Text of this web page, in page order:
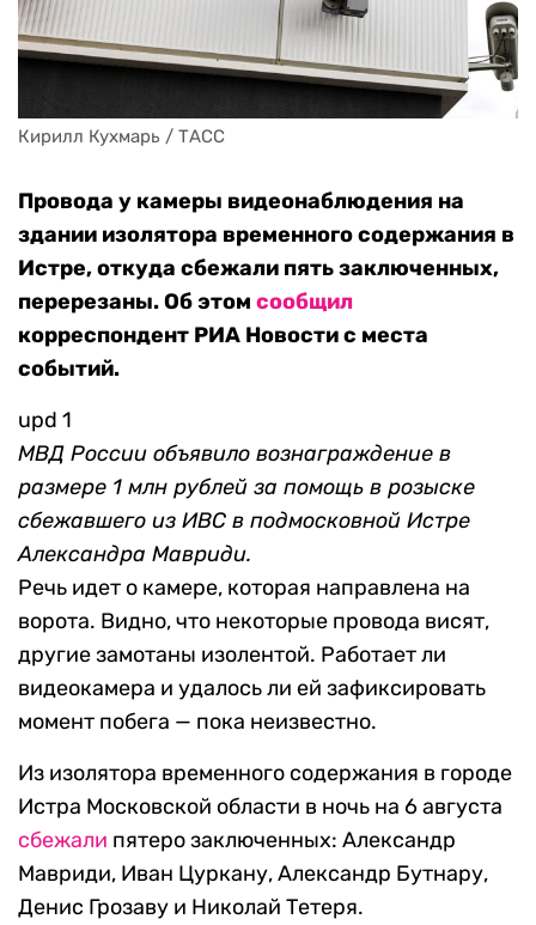
Кирилл Кухмарь / ТАСС
Провода у камеры видеонаблюдения на
здании изолятора временного содержания в
Истре, откуда сбежали пять заключенных,
перерезаны. Об этом сообщил
корреспондент РИА Новости с места
событий.
upd 1
МВД России объявило вознаграждение в
размере 1 млн рублей за помощь в розыске
сбежавшего из ИВС в подмосковной Истре
Александра Мавриди.
Речь идет о камере, которая направлена на
ворота. Видно, что некоторые провода висят,
другие замотаны изолентой. Работает ли
видеокамера и удалось ли ей зафиксировать
момент побега — пока неизвестно.
Из изолятора временного содержания в городе
Истра Московской области в ночь на 6 августа
сбежали пятеро заключенных: Александр
Мавриди, Иван Цуркану, Александр Бутнару,
Денис Грозаву и Николай Тетеря.